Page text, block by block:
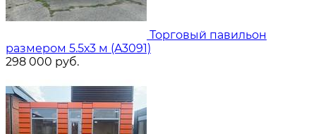
Торговый павильон
размером 5.5х3 м (A3091)
298 000 руб.